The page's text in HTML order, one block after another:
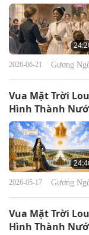
2026-06-21 Gương
Vua Mặt Trời
Hình Thành
2026-05-17 Gương
Vua Mặt Trời
Hình Thành